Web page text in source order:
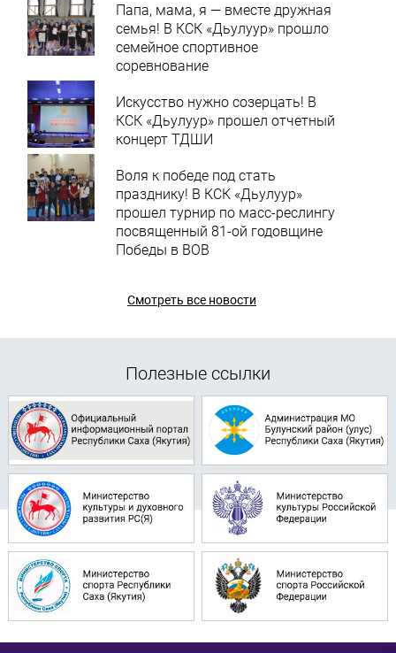
Папа, мама, я — вместе дружная
семья! В КСК «Дьулуур» прошло
семейное спортивное
соревнование
Искусство нужно созерцать! В
КСК «Дьулуур» прошел отчетный
концерт ТДШИ
Воля к победе под стать
празднику! В КСК «Дьулуур»
прошел турнир по масс-реслингу
посвященный 81-ой годовщине
Победы в ВОВ
Смотреть все новости
Полезные ссылки